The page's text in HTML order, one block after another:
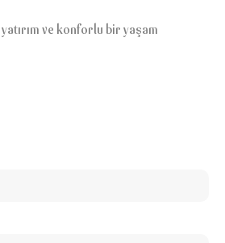
ve konforlu bir yaşam